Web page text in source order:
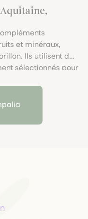
et minéraux,
Ils utilisent des
sélectionnés pour
bienfaisantes